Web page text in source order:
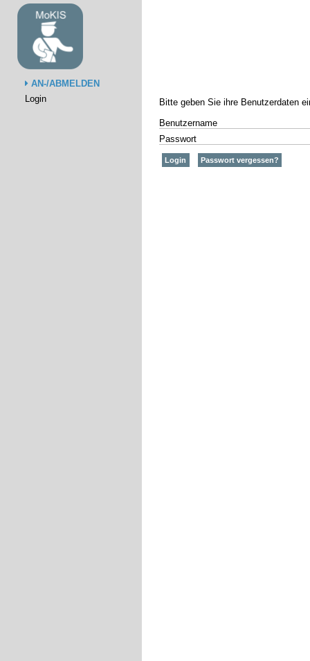
AN-/ABMELDEN
Login
Bitte geben Sie ihre Benutzerdaten
Benutzername
Passwort